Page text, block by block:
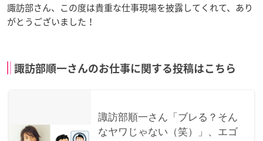
諏訪部さん、この度は貴重な仕事現場を披露してくれて、あり
がとうございました！
諏訪部順一さんのお仕事に関する投稿はこちら